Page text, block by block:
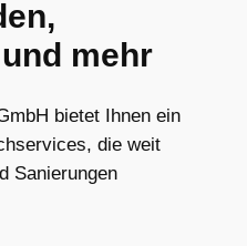
mehr
bietet Ihnen ein
die weit
Sanierungen